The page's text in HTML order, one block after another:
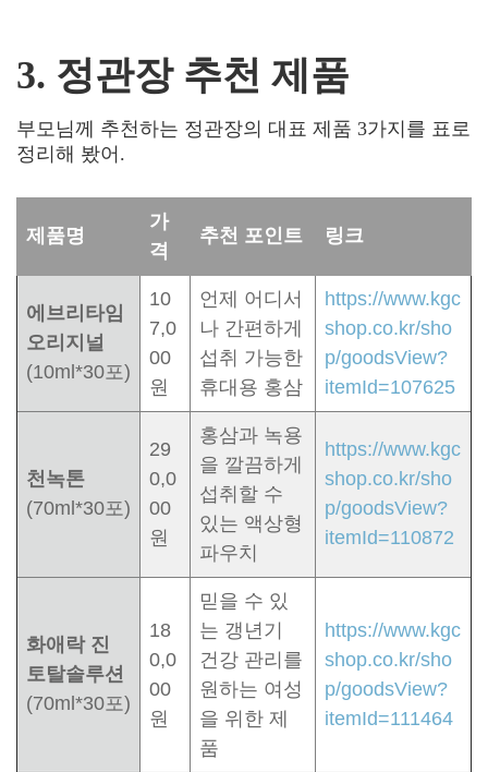
3. 정관장 추천 제품
부모님께 추천하는 정관장의 대표 제품 3가지를 표로
정리해 봤어 .
제품명
가
격
추천 포인트 링크
에브리타임
오리지널
(10ml*30포)
10
7,0
00
원
언제 어디서
나 간편하게
섭취 가능한
휴대용 홍삼
https://www.kgc
shop.co.kr/sho
p/goodsView?
itemId=107625
천녹톤
(70ml*30포)
29
0,0
00
원
홍삼과 녹용
을 깔끔하게
섭취할 수
있는 액상형
파우치
https://www.kgc
shop.co.kr/sho
p/goodsView?
itemId=110872
화애락 진
토탈솔루션
(70ml*30포)
18
0,0
00
원
믿을 수 있
는 갱년기
건강 관리를
원하는 여성
을 위한 제
품
https://www.kgc
shop.co.kr/sho
p/goodsView?
itemId=111464